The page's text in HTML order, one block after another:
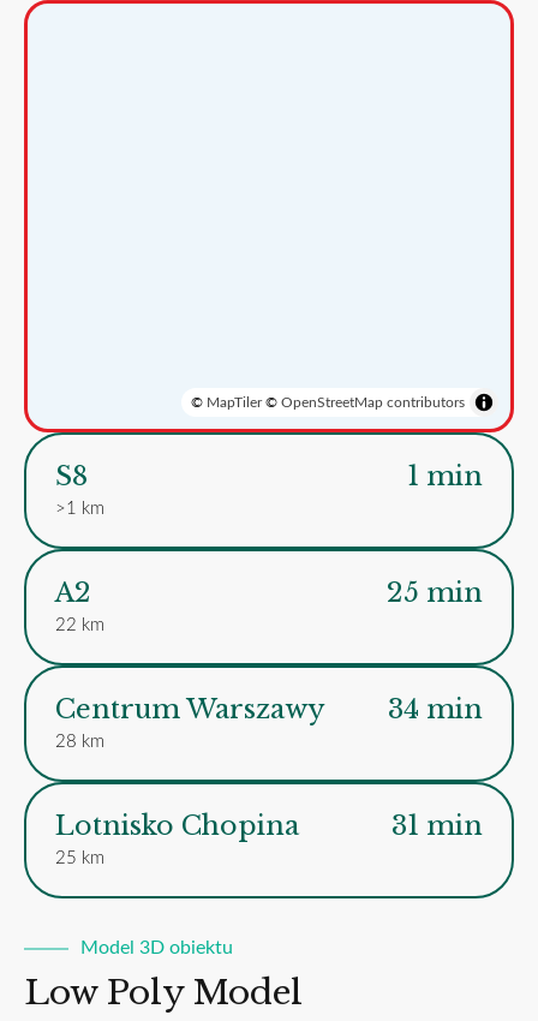
© MapTiler© OpenStreetMap contributors
S8
>1 km
1 min
A2
22 km
25 min
Centrum Warszawy
28 km
34 min
Lotnisko Chopina
25 km
31 min
Model 3D obiektu
Low Poly Model